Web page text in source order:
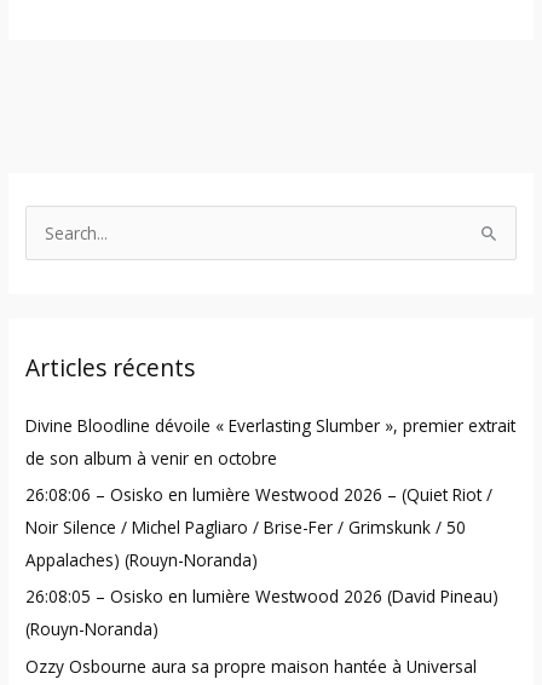
c
f
o
r
:
Articles récents
Divine Bloodline dévoile « Everlasting Slumber », premier extrait
de son album à venir en octobre
26:08:06 – Osisko en lumière Westwood 2026 – (Quiet Riot /
Noir Silence / Michel Pagliaro / Brise-Fer / Grimskunk / 50
Appalaches) (Rouyn-Noranda)
26:08:05 – Osisko en lumière Westwood 2026 (David Pineau)
(Rouyn-Noranda)
Ozzy Osbourne aura sa propre maison hantée à Universal